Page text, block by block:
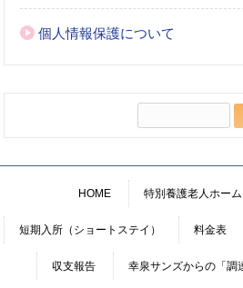
個人情報保護について
HOME 特別養護老人ホーム
短期入所（ショートステイ） 料金表
収支報告 幸泉サンズからの「調